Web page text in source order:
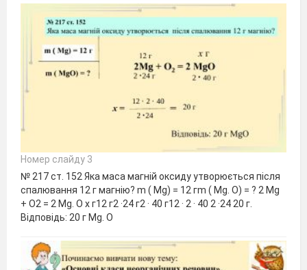
Номер слайду 3
№ 217 ст. 152 Яка маса магній оксиду утворюється після
спалювання 12 г магнію? m ( Мg) = 12 гm ( Мg. О) = ? 2 Мg
+ О2 = 2 Мg. О х г12 г2 ·24 г2 · 40 г12 · 2 · 40 2 ·24 20 г.
Відповідь: 20 г Мg. О